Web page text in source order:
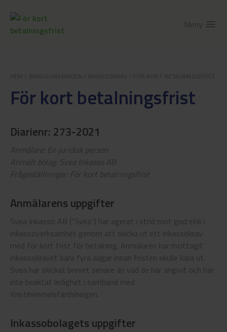
Meny menu
FÖR KORT BETALNINGSFRIST
För kort betalningsfrist
Diarienr: 273-2021
Anmälare: En juridisk person
Anmält bolag: Svea Inkasso AB
Frågeställningar: För kort betalningsfrist
Anmälarens uppgifter
Svea Inkasso AB (”Svea”) har agerat i strid mot god etik i
inkassoverksamhet genom att skicka ut ett inkassokrav
med för kort frist för betalning. Anmälaren har mottagit
inkassokravet bara fyra dagar innan fristen skulle löpa ut.
Svea har skickat brevet senare än vad de har angivit och har
inte beaktat ledighet i samband med
Kristihimmelsfärdshelgen.
Inkassobolagets uppgifter